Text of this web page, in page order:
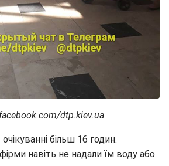
dtp.kiev.ua
більш 16 годин.
навіть не надали їм воду або